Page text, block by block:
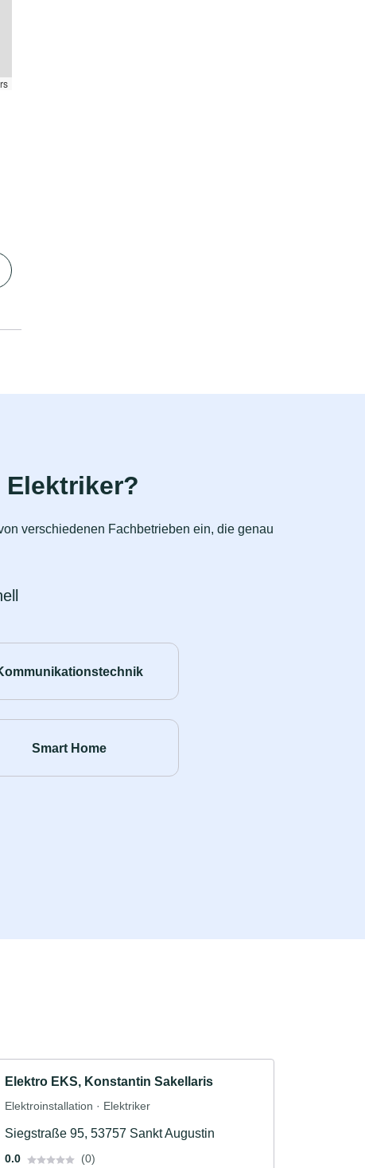
verschiedenen Fachbetrieben ein, die genau
Smart Home
Elektro EKS, Konstantin Sakellaris
Elektroinstallation · Elektriker
Siegstraße 95, 53757 Sankt Augustin
0.0 (0)